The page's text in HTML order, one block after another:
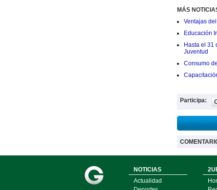
MÁS
Ventajas
Educación
Hasta el 31
Juventud
Consumo
Participa:
NOTICIAS
Actualidad